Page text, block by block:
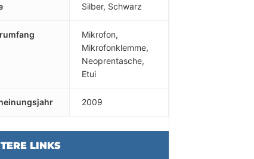
Silber, Schwarz
Mikrofon,
Mikrofonklemme,
Neoprentasche,
Etui
2009
LINKS